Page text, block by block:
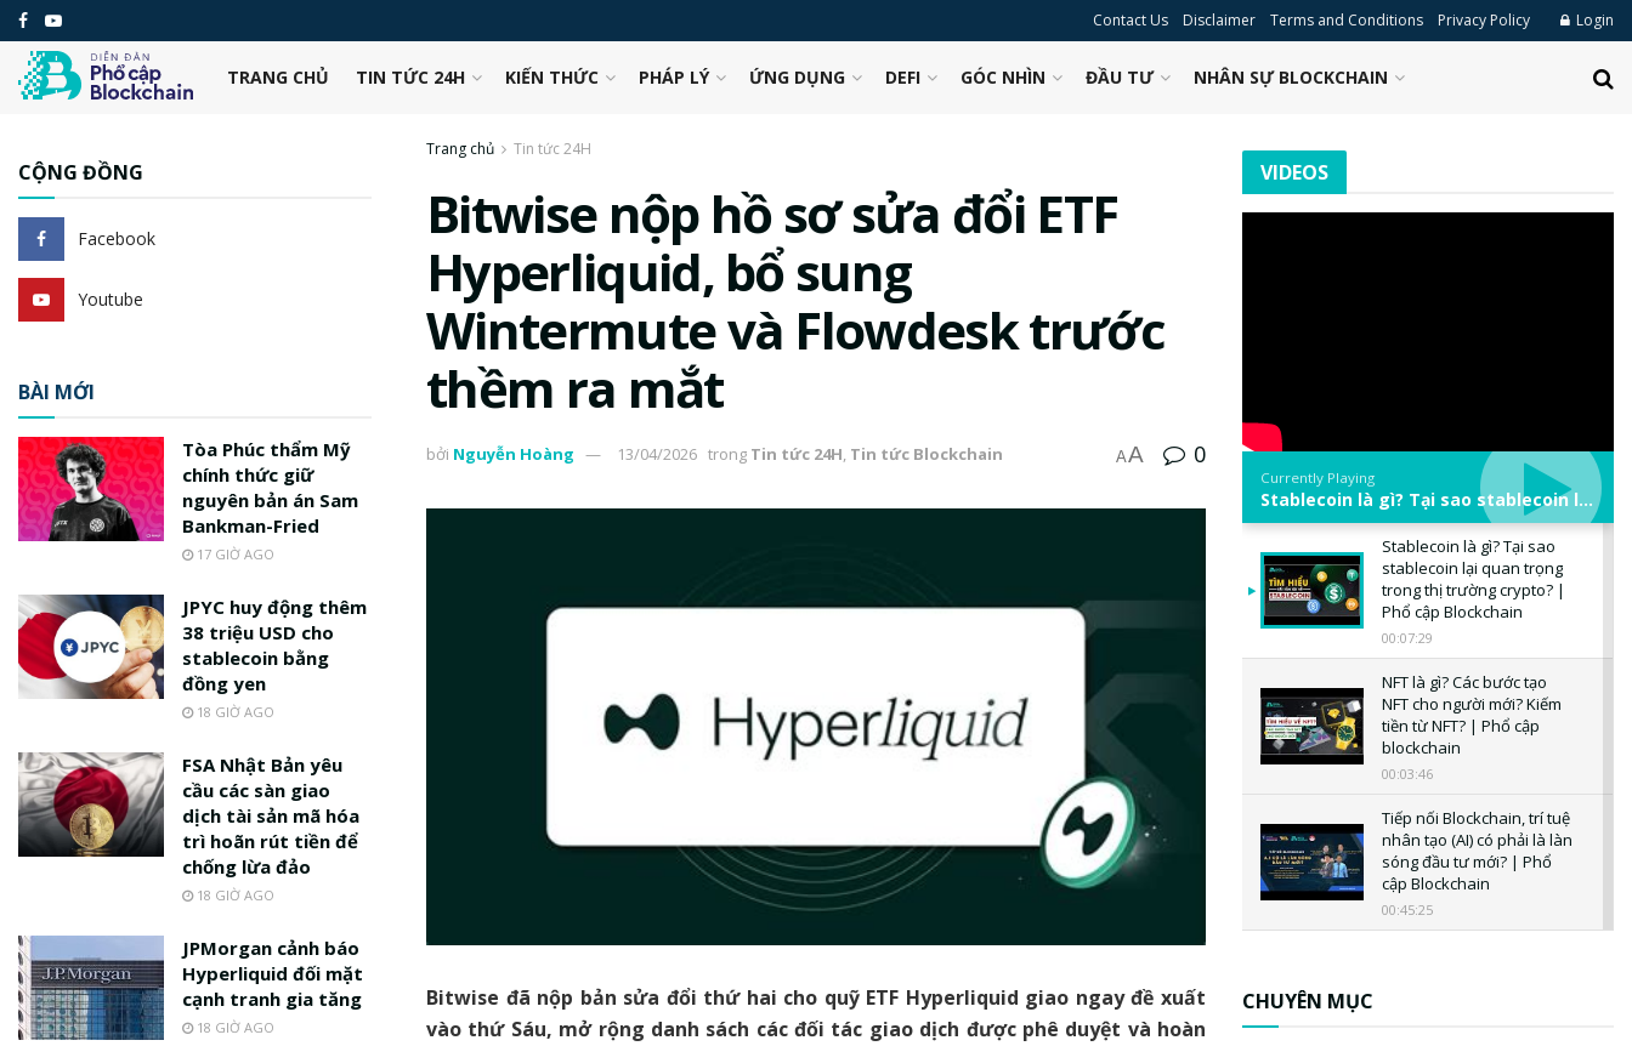
Contact Us Disclaimer Terms and Conditions Privacy Policy Login
TRANG CHỦ TIN TỨC 24H KIẾN THỨC PHÁP LÝ ỨNG DỤNG DEFI GÓC NHÌN ĐẦU TƯ NHÂN SỰ BLOCKCHAIN
Trang chủ Tin tức 24H
Bitwise nộp hồ sơ sửa đổi ETF
Hyperliquid, bổ sung
Wintermute và Flowdesk trước
thềm ra mắt
bởi Nguyễn Hoàng 13/04/2026 trong Tin tức 24H, Tin tức Blockchain AA 0
Bitwise đã nộp bản sửa đổi thứ hai cho quỹ ETF Hyperliquid giao ngay đề xuất
vào thứ Sáu, mở rộng danh sách các đối tác giao dịch được phê duyệt và hoàn
CỘNG ĐỒNG
Facebook
Youtube
BÀI MỚI
Tòa Phúc thẩm Mỹ
chính thức giữ
nguyên bản án Sam
Bankman-Fried
17 GIỜ AGO
JPYC huy động thêm
38 triệu USD cho
stablecoin bằng
đồng yen
18 GIỜ AGO
FSA Nhật Bản yêu
cầu các sàn giao
dịch tài sản mã hóa
trì hoãn rút tiền để
chống lừa đảo
18 GIỜ AGO
JPMorgan cảnh báo
Hyperliquid đối mặt
cạnh tranh gia tăng
18 GIỜ AGO
VIDEOS
Currently Playing
Stablecoin là gì? Tại sao stablecoin lại quan trọng trong thị trường crypto? | Phổ cập Blockchain
Stablecoin là gì? Tại sao
stablecoin lại quan trọng
trong thị trường crypto? |
Phổ cập Blockchain
00:07:29
NFT là gì? Các bước tạo
NFT cho người mới? Kiếm
tiền từ NFT? | Phổ cập
blockchain
00:03:46
Tiếp nối Blockchain, trí tuệ
nhân tạo (AI) có phải là làn
sóng đầu tư mới? | Phổ
cập Blockchain
00:45:25
CHUYÊN MỤC